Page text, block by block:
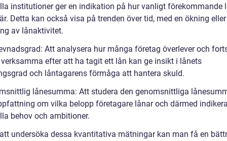
institutioner ger en indikation på hur vanligt förekommande
Detta kan också visa på trenden över tid, med en ökning eller
av lånaktivitet.
Att analysera hur många företag överlever och
efter att ha tagit ett lån kan ge insikt i lånets
och låntagarens förmåga att hantera skuld.
lånesumma: Att studera den genomsnittliga
om vilka belopp företagare lånar och därmed
behov och ambitioner.
undersöka dessa kvantitativa mätningar kan man få en